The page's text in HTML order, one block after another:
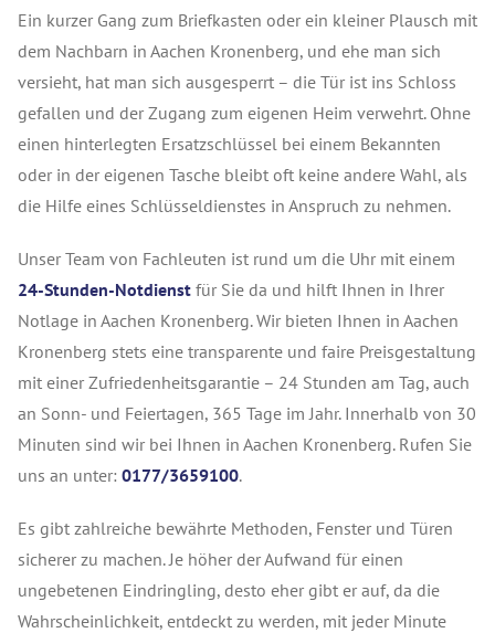
Ein kurzer Gang zum Briefkasten oder ein kleiner Plausch mit
dem Nachbarn in Aachen Kronenberg, und ehe man sich
versieht, hat man sich ausgesperrt – die Tür ist ins Schloss
gefallen und der Zugang zum eigenen Heim verwehrt. Ohne
einen hinterlegten Ersatzschlüssel bei einem Bekannten
oder in der eigenen Tasche bleibt oft keine andere Wahl, als
die Hilfe eines Schlüsseldienstes in Anspruch zu nehmen.
Unser Team von Fachleuten ist rund um die Uhr mit einem
24-Stunden-Notdienst für Sie da und hilft Ihnen in Ihrer
Notlage in Aachen Kronenberg. Wir bieten Ihnen in Aachen
Kronenberg stets eine transparente und faire Preisgestaltung
mit einer Zufriedenheitsgarantie – 24 Stunden am Tag, auch
an Sonn- und Feiertagen, 365 Tage im Jahr. Innerhalb von 30
Minuten sind wir bei Ihnen in Aachen Kronenberg. Rufen Sie
uns an unter: 0177/3659100.
Es gibt zahlreiche bewährte Methoden, Fenster und Türen
sicherer zu machen. Je höher der Aufwand für einen
ungebetenen Eindringling, desto eher gibt er auf, da die
Wahrscheinlichkeit, entdeckt zu werden, mit jeder Minute